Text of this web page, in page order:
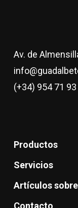
Av. de
(+34) 954 71 93
Productos
Servicios
Artículos
Contacto